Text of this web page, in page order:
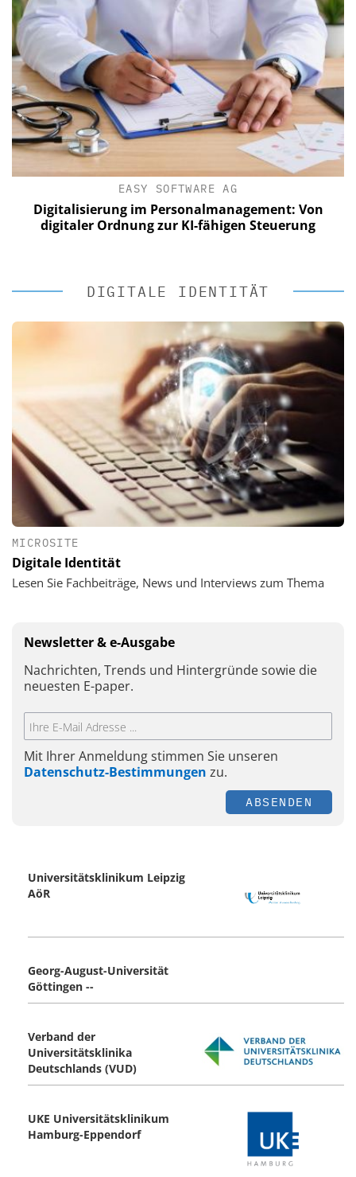
EASY SOFTWARE AG
Digitalisierung im Personalmanagement: Von
digitaler Ordnung zur KI-fähigen Steuerung
DIGITALE IDENTITÄT
MICROSITE
Digitale Identität
Lesen Sie Fachbeiträge, News und Interviews zum Thema
Newsletter & e-Ausgabe
Nachrichten, Trends und Hintergründe sowie die
neuesten E-paper.
Mit Ihrer Anmeldung stimmen Sie unseren
Datenschutz-Bestimmungen zu.
ABSENDEN
Universitätsklinikum Leipzig
AöR
Georg-August-Universität
Göttingen --
Verband der
Universitätsklinika
Deutschlands (VUD)
UKE Universitätsklinikum
Hamburg-Eppendorf